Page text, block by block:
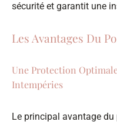
sécurité et garantit une
Les Avantages Du
Une Protection
Intempéries
Le principal avantage